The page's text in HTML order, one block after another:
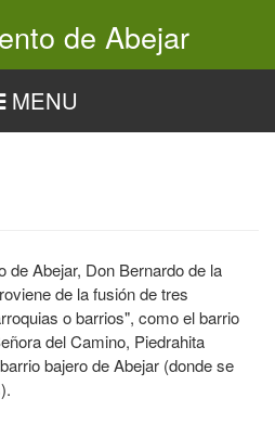
de Abejar
MENU
de Abejar, Don Bernardo de la
de la fusión de tres
o barrios", como el barrio
del Camino, Piedrahita
bajero de Abejar (donde se